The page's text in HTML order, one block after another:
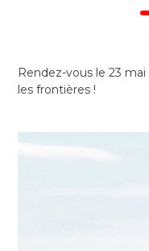
Rendez-vous le 23
les frontières !